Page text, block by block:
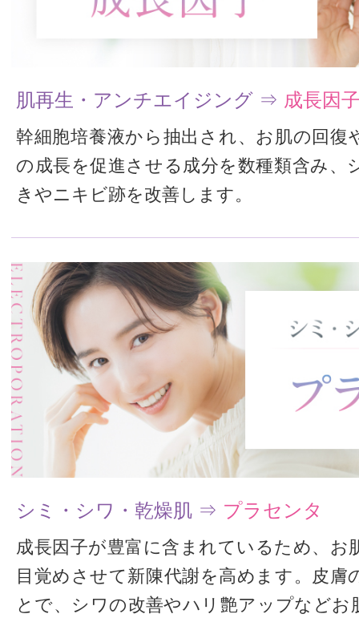
肌再生・アンチエイジング ⇒ 成長因
幹細胞培養液から抽出され、お肌の回復
の成長を促進させる成分を数種類含み、
きやニキビ跡を改善します。
シミ・シワ・乾燥肌 ⇒ プラセンタ
成長因子が豊富に含まれているため、お
目覚めさせて新陳代謝を高めます。皮膚
とで、シワの改善やハリ艶アップなどお